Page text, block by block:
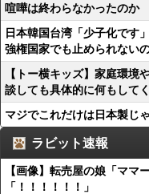
喧嘩は終わらなかったのか
日本韓国台湾「少子化で
強権国家でも止められない
【トー横キッズ】家庭環境
談しても具体的に何もして
マジでこれだけは日本製じ
ラビット速報
【画像】転売屋の娘「ママ
「！！！！！！」